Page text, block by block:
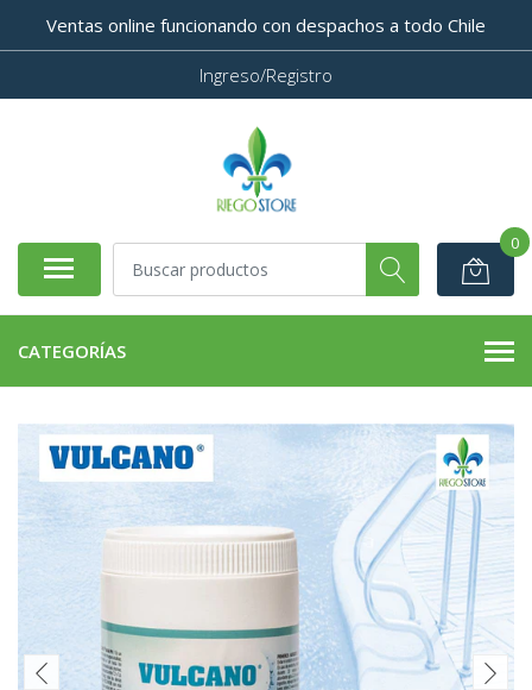
Ventas online funcionando con despachos a todo Chile
Ingreso/Registro
0
CATEGORÍAS